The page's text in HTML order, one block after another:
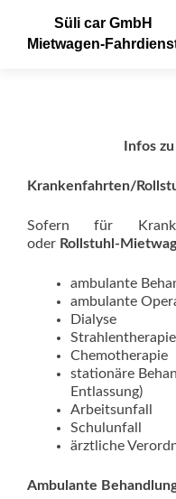
Süli car GmbH
Mietwagen-
Infos
Krankenfahrten/
Sofern für
oder Rollstuhl-
ambulante
ambulante
Dialyse
Strahlentherapie
Chemotherapie
stationäre
Entlassung)
Arbeitsunfall
Schulunfall
ärztliche
Ambulante